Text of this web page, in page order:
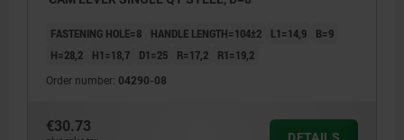
FASTENING HOLE=8 HANDLE LENGTH=104±2 L1=14,9
B=9
H=28,2
H1=18,7 D1=25 R=17,2 R1=19,2
Order number: 04290-08
€30.73
DETAILS